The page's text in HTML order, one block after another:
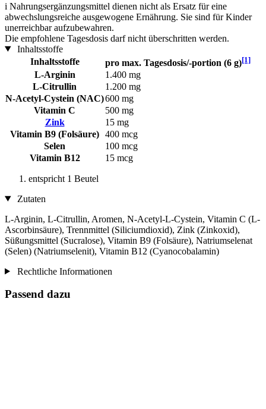
i Nahrungsergänzungsmittel dienen nicht als Ersatz für eine
abwechslungsreiche ausgewogene Ernährung. Sie sind für Kinder
unerreichbar aufzubewahren.
Die empfohlene Tagesdosis darf nicht überschritten werden.
Inhaltsstoffe
Inhaltsstoffe
pro max. Tagesdosis/-portion (6 g)[1]
L-Arginin
1.400 mg
L-Citrullin
1.200 mg
N-Acetyl-Cystein (NAC)600 mg
Vitamin C
500 mg
Zink
15 mg
Vitamin B9 (Folsäure) 400 mcg
Selen
100 mcg
Vitamin B12
15 mcg
entspricht 1 Beutel
Zutaten
L-Arginin, L-Citrullin, Aromen, N-Acetyl-L-Cystein, Vitamin C (L-
Ascorbinsäure), Trennmittel (Siliciumdioxid), Zink (Zinkoxid),
Süßungsmittel (Sucralose), Vitamin B9 (Folsäure), Natriumselenat
(Selen) (Natriumselenit), Vitamin B12 (Cyanocobalamin)
Rechtliche Informationen
Passend dazu